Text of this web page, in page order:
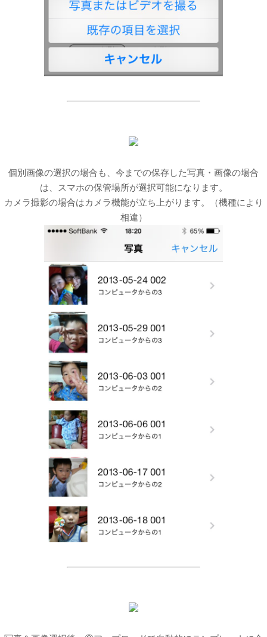
個別画像の選択の場合も、今までの保存した写真・画像の場合
は、スマホの保管場所が選択可能になります。
カメラ撮影の場合はカメラ機能が立ち上がります。（機種により
相違）